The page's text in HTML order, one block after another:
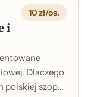
i
10 zł/os.
Dlaczego
polskiej szopki